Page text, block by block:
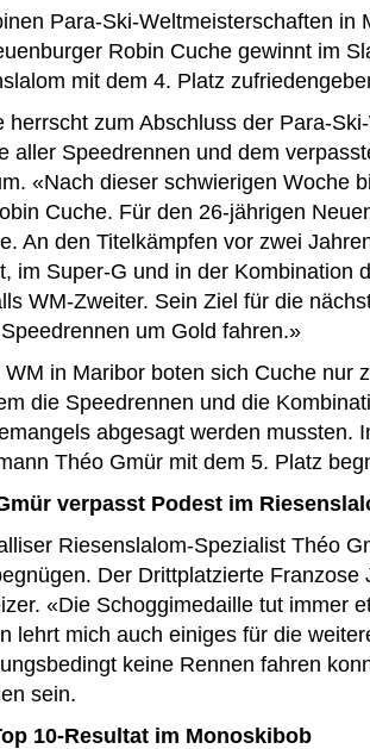
Para-Ski-Weltmeisterschaften in
Robin Cuche gewinnt im
mit dem 4. Platz
herrscht zum Abschluss der Para-
aller Speedrennen und dem
«Nach dieser schwierigen Woche
Cuche. Für den 26-jährigen
An den Titelkämpfen vor zwei
im Super-G und in der Kombination
WM-Zweiter. Sein Ziel für die
um Gold fahren.»
WM in Maribor boten sich Cuche nur
die Speedrennen und die
abgesagt werden mussten.
Théo Gmür mit dem 5. Platz
verpasst Podest im
Riesenslalom-Spezialist Théo
Der Drittplatzierte
«Die Schoggimedaille tut immer
lehrt mich auch einiges für die
keine Rennen fahren
sein.
10-Resultat im Monoskibob